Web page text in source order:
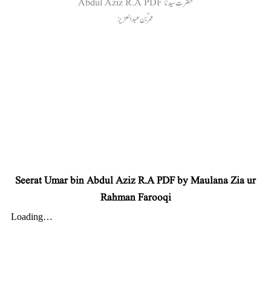
Seerat Umar bin Abdul Aziz R.A PDF by Maulana Zia ur
Rahman Farooqi